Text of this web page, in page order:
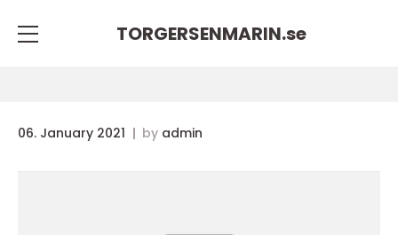
TORGERSENMARIN.se
06. January 2021 by admin